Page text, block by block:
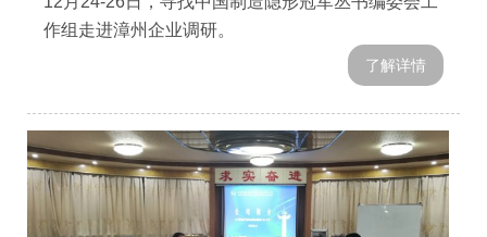
作组走进漳州企业调研。
了解详情